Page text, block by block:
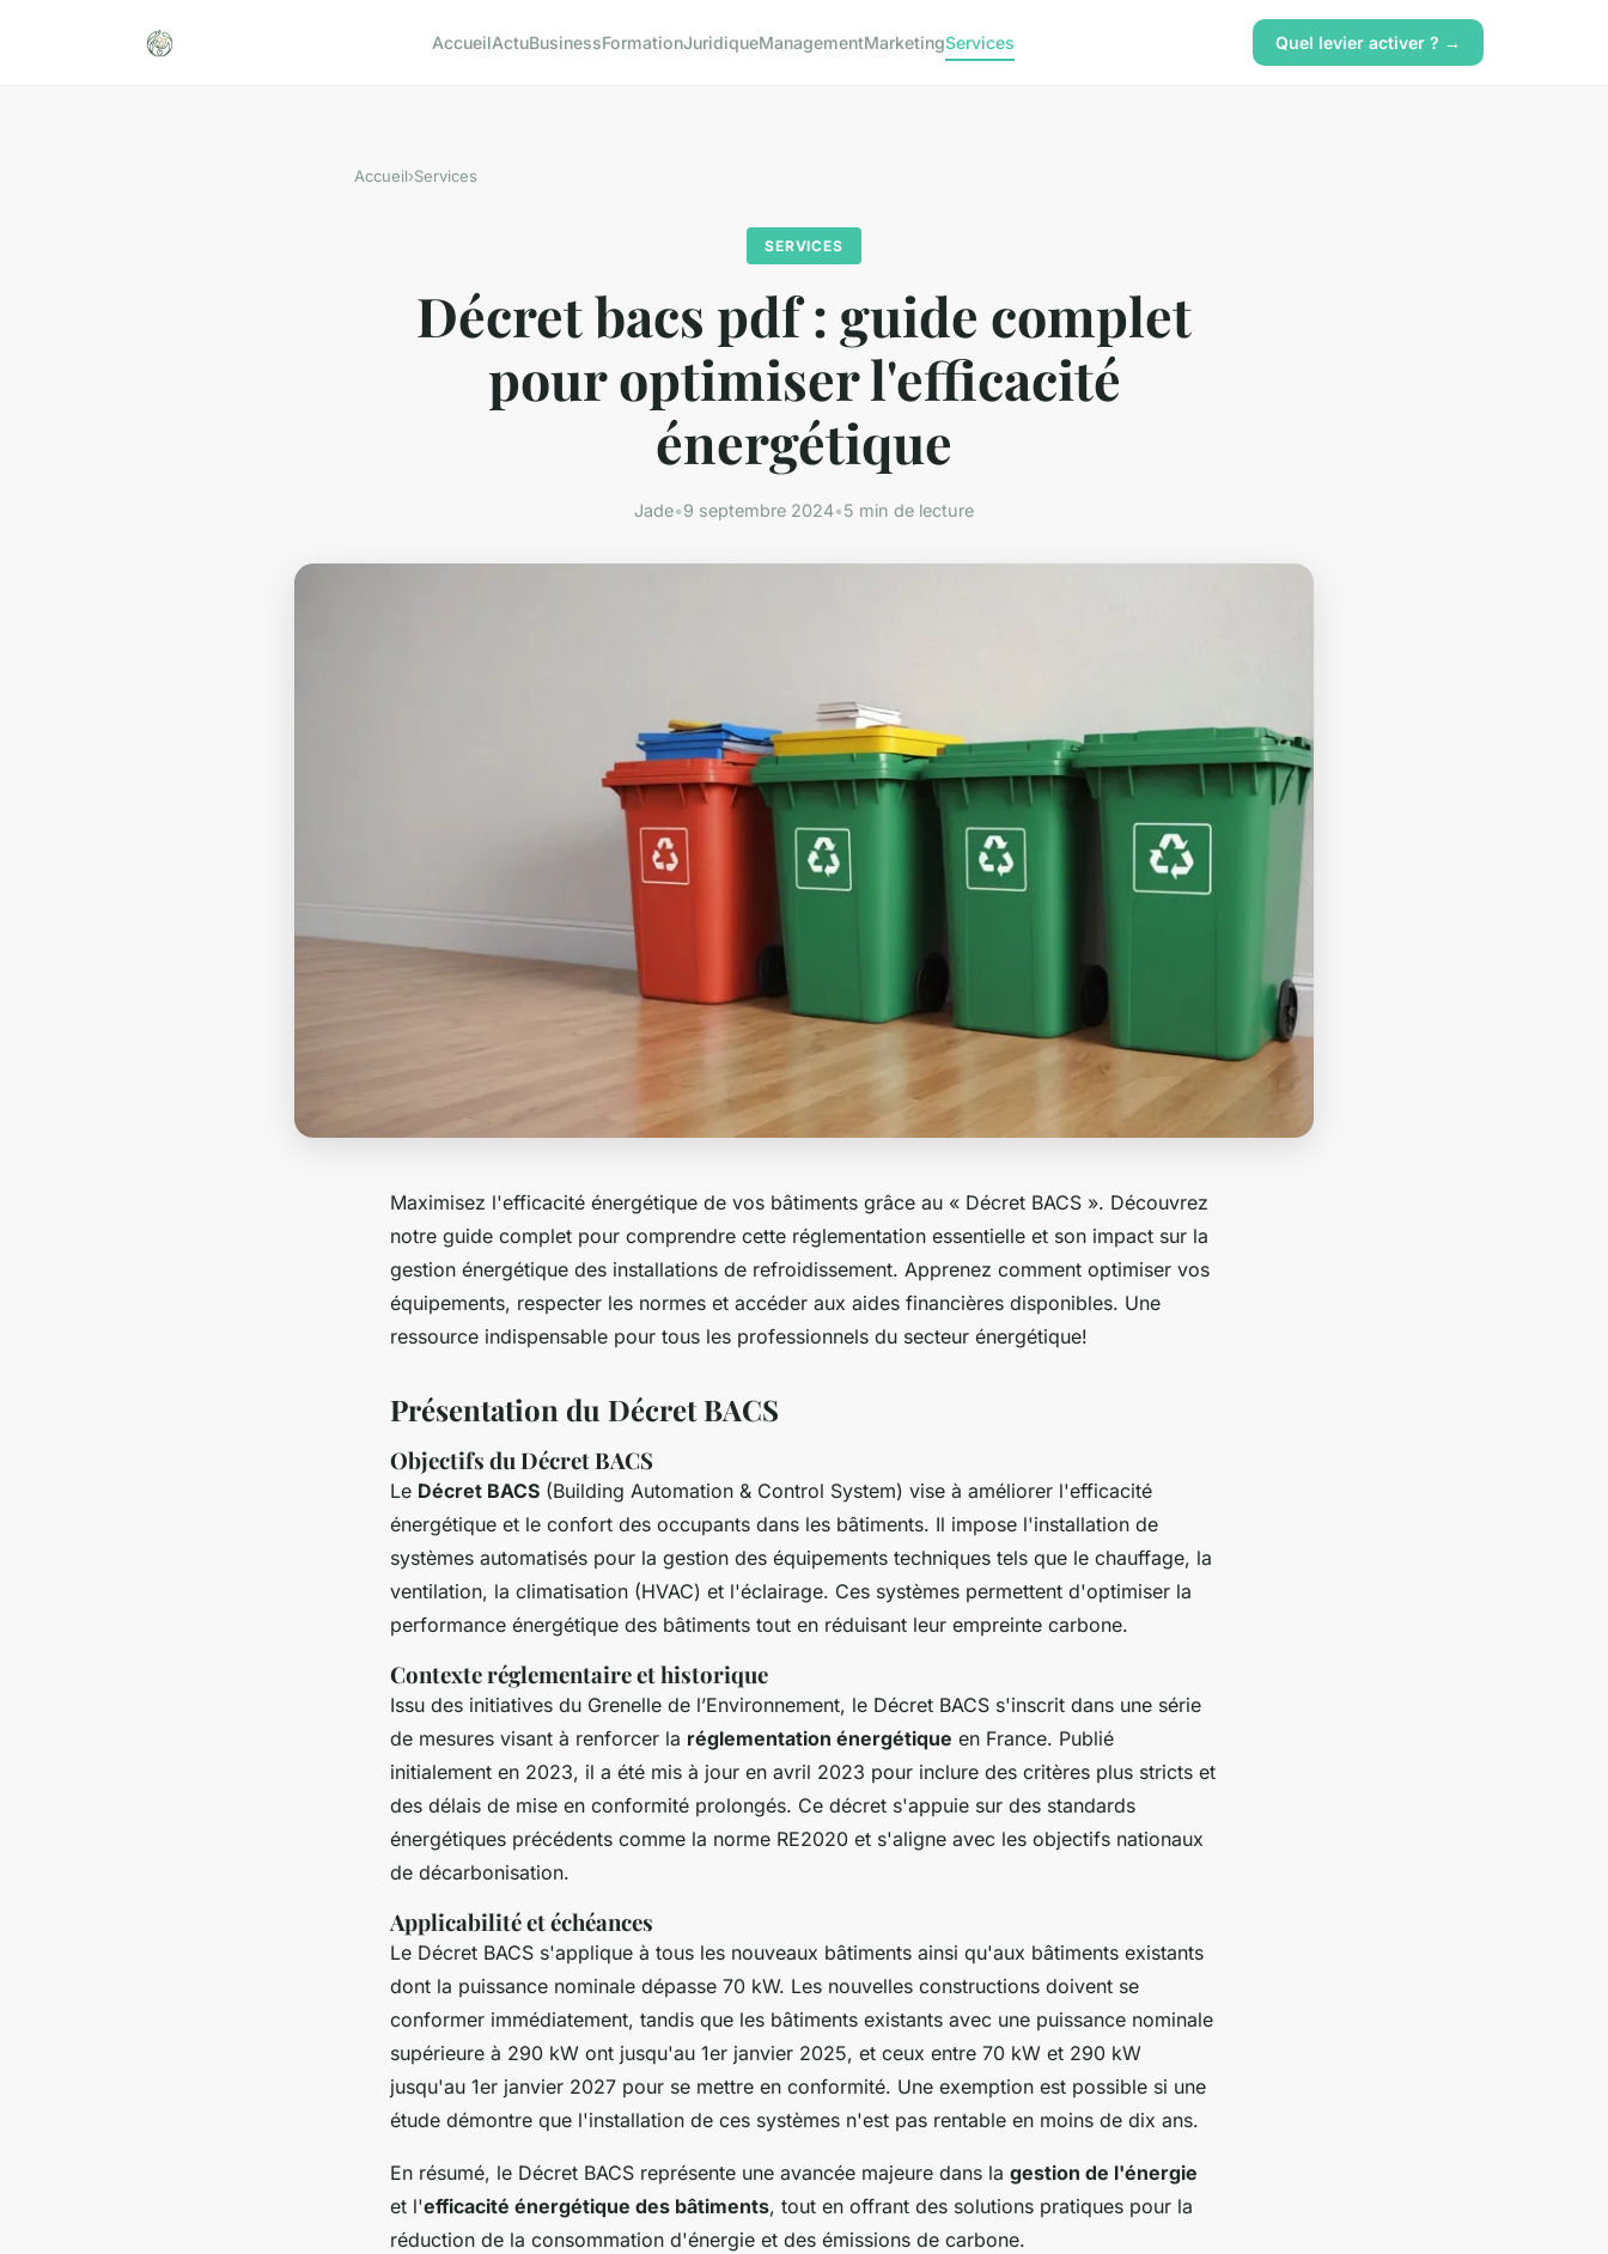
AccueilActuBusinessFormationJuridiqueManagementMarketingServices Quel levier activer ? →
Accueil›Services
SERVICES
Décret bacs pdf : guide complet
pour optimiser l'efficacité
énergétique
Jade•9 septembre 2024•5 min de lecture
Maximisez l'efficacité énergétique de vos bâtiments grâce au « Décret BACS ». Découvrez
notre guide complet pour comprendre cette réglementation essentielle et son impact sur la
gestion énergétique des installations de refroidissement. Apprenez comment optimiser vos
équipements, respecter les normes et accéder aux aides financières disponibles. Une
ressource indispensable pour tous les professionnels du secteur énergétique!
Présentation du Décret BACS
Objectifs du Décret BACS
Le Décret BACS (Building Automation & Control System) vise à améliorer l'efficacité
énergétique et le confort des occupants dans les bâtiments. Il impose l'installation de
systèmes automatisés pour la gestion des équipements techniques tels que le chauffage, la
ventilation, la climatisation (HVAC) et l'éclairage. Ces systèmes permettent d'optimiser la
performance énergétique des bâtiments tout en réduisant leur empreinte carbone.
Contexte réglementaire et historique
Issu des initiatives du Grenelle de l’Environnement, le Décret BACS s'inscrit dans une série
de mesures visant à renforcer la réglementation énergétique en France. Publié
initialement en 2023, il a été mis à jour en avril 2023 pour inclure des critères plus stricts et
des délais de mise en conformité prolongés. Ce décret s'appuie sur des standards
énergétiques précédents comme la norme RE2020 et s'aligne avec les objectifs nationaux
de décarbonisation.
Applicabilité et échéances
Le Décret BACS s'applique à tous les nouveaux bâtiments ainsi qu'aux bâtiments existants
dont la puissance nominale dépasse 70 kW. Les nouvelles constructions doivent se
conformer immédiatement, tandis que les bâtiments existants avec une puissance nominale
supérieure à 290 kW ont jusqu'au 1er janvier 2025, et ceux entre 70 kW et 290 kW
jusqu'au 1er janvier 2027 pour se mettre en conformité. Une exemption est possible si une
étude démontre que l'installation de ces systèmes n'est pas rentable en moins de dix ans.
En résumé, le Décret BACS représente une avancée majeure dans la gestion de l'énergie
et l'efficacité énergétique des bâtiments, tout en offrant des solutions pratiques pour la
réduction de la consommation d'énergie et des émissions de carbone.